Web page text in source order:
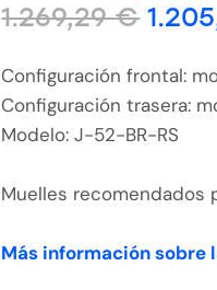
1.269,29€
Configuración frontal:
Configuración trasera:
Modelo: J-52-BR-RS
Muelles recomendados
Más información sobre